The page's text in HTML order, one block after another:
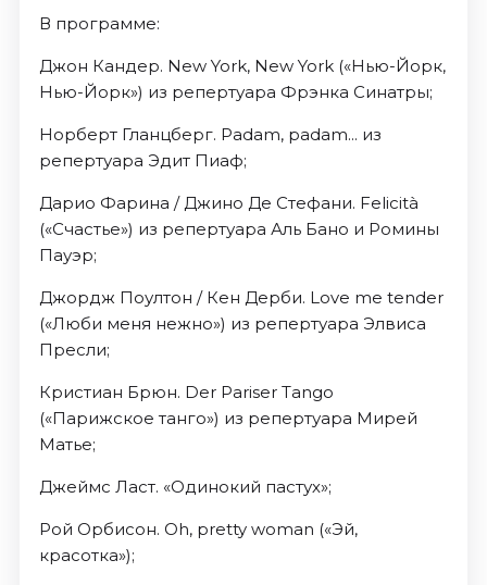
В программе:
Джон Кандер. New York, New York («Нью-Йорк,
Нью-Йорк») из репертуара Фрэнка Синатры;
Норберт Гланцберг. Padam, padam... из
репертуара Эдит Пиаф;
Дарио Фарина / Джино Де Стефани. Felicità
(«Счастье») из репертуара Аль Бано и Ромины
Пауэр;
Джордж Поултон / Кен Дерби. Love me tender
(«Люби меня нежно») из репертуара Элвиса
Пресли;
Кристиан Брюн. Der Pariser Tango
(«Парижское танго») из репертуара Мирей
Матье;
Джеймс Ласт. «Одинокий пастух»;
Рой Орбисон. Oh, pretty woman («Эй,
красотка»);